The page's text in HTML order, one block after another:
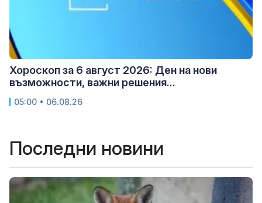
Хороскоп за 6 август 2026: Ден на нови
възможности, важни решения...
05:00 • 06.08.26
Последни новини